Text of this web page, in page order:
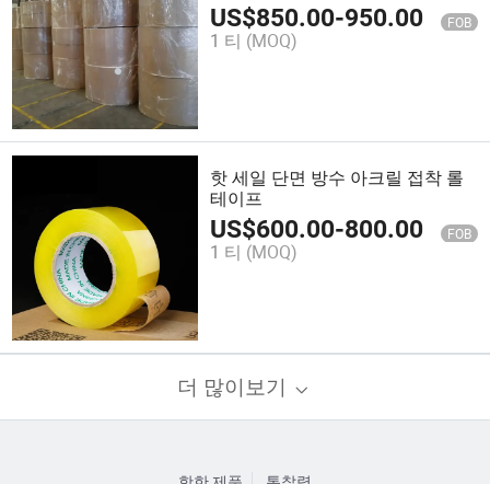
US$850.00-950.00 FOB
1 티 (MOQ)
핫 세일 단면 방수 아크릴 접착 롤
테이프
US$600.00-800.00 FOB
1 티 (MOQ)
더 많이보기